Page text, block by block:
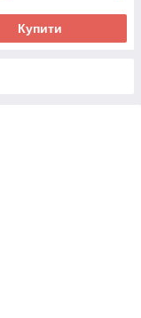
Купити